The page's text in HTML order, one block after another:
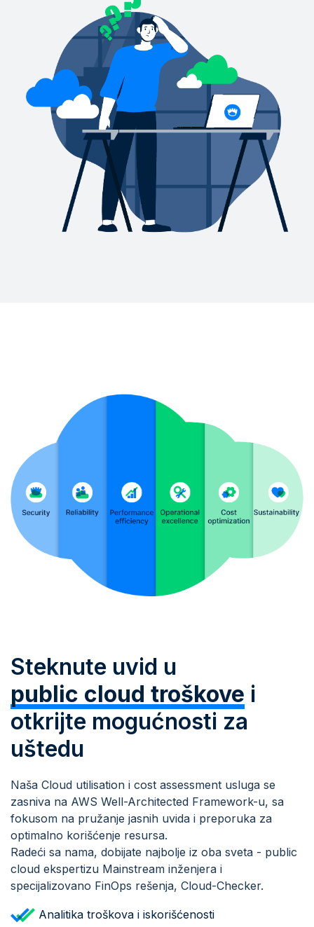
Steknute uvid u
public cloud troškove i
otkrijte mogućnosti za
uštedu
Naša Cloud utilisation i cost assessment usluga se
zasniva na AWS Well-Architected Framework-u, sa
fokusom na pružanje jasnih uvida i preporuka za
optimalno korišćenje resursa.
Radeći sa nama, dobijate najbolje iz oba sveta - public
cloud ekspertizu Mainstream inženjera i
specijalizovano FinOps rešenja, Cloud-Checker.
Analitika troškova i iskorišćenosti